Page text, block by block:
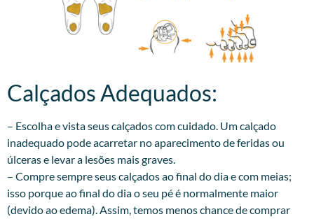
Calçados Adequados:​
– Escolha e vista seus calçados com cuidado. Um calçado
inadequado pode acarretar no aparecimento de feridas ou
úlceras e levar a lesões mais graves.
– Compre sempre seus calçados ao final do dia e com meias;
isso porque ao final do dia o seu pé é normalmente maior
(devido ao edema). Assim, temos menos chance de comprar